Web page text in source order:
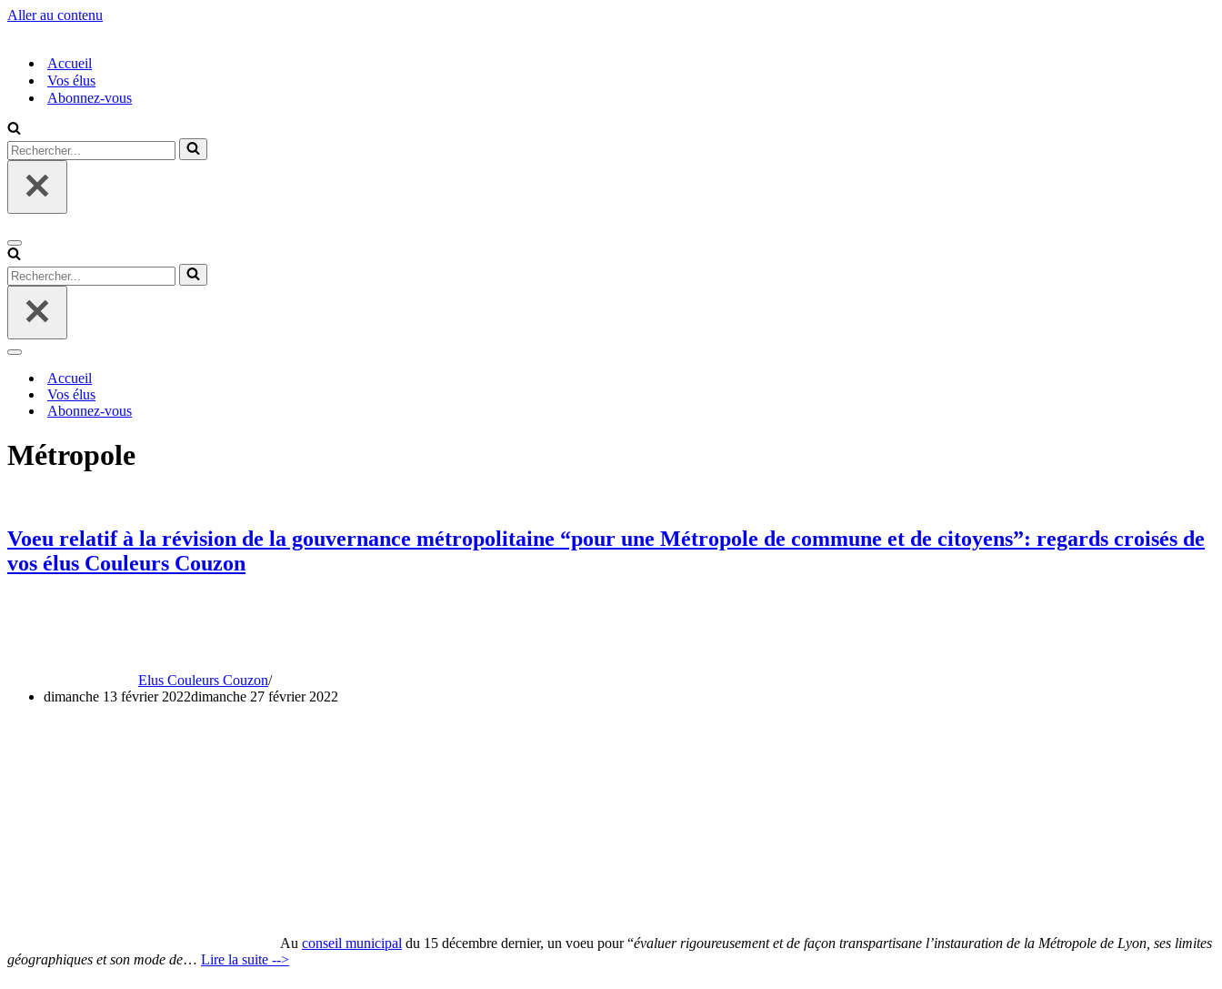
Aller au contenu
Accueil
Vos élus
Abonnez-vous
Rechercher...
Menu
de
navigation
Rechercher...
Menu
navigationAccueil
Vos élus
Abonnez-vous
Métropole
Voeu relatif à la révision de la gouvernance métropolitaine “pour une Métropole de commune et de citoyens”: regards croisés de
vos élus Couleurs Couzon
Elus Couleurs Couzon
dimanche 13 février 2022dimanche 27 février 2022
Au conseil municipal du 15 décembre dernier, un voeu pour “évaluer rigoureusement et de façon transpartisane l’instauration de la Métropole de Lyon, ses limites
géographiques et son mode de… Lire la suite -->